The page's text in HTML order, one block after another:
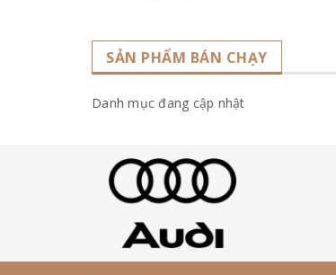
SẢN PHẨM BÁN CHẠY
Danh mục đang cập nhật